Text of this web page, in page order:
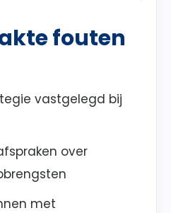
fouten
vastgelegd bij
over
met